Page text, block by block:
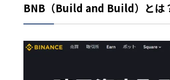
BNB（Build and Build）とは